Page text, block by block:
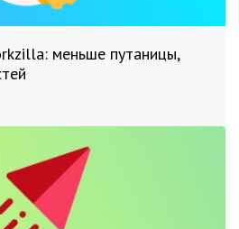
меньше путаницы,